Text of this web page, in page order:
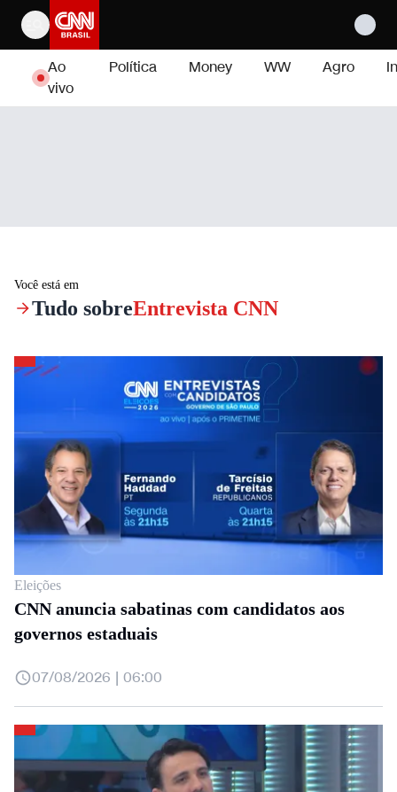
Pular para o conteúdo
Ao
vivo
Política Money WW Agro
Você está em
Tudo sobreEntrevista CNN
Eleições
CNN anuncia sabatinas com candidatos aos
governos estaduais
07/08/2026 | 06:00